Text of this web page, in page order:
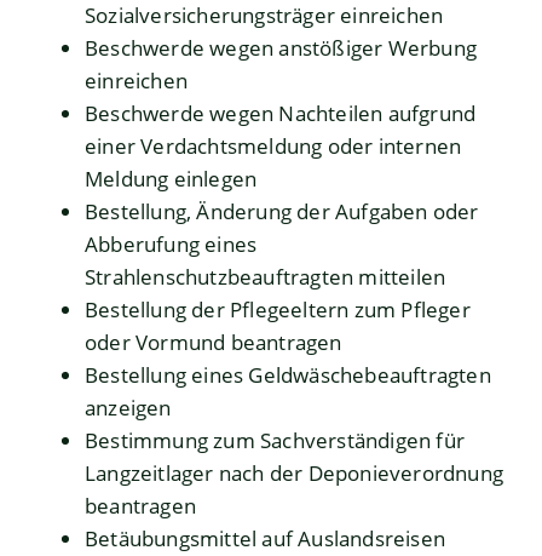
Sozialversicherungsträger einreichen
Beschwerde wegen anstößiger Werbung
einreichen
Beschwerde wegen Nachteilen aufgrund
einer Verdachtsmeldung oder internen
Meldung einlegen
Bestellung, Änderung der Aufgaben oder
Abberufung eines
Strahlenschutzbeauftragten mitteilen
Bestellung der Pflegeeltern zum Pfleger
oder Vormund beantragen
Bestellung eines Geldwäschebeauftragten
anzeigen
Bestimmung zum Sachverständigen für
Langzeitlager nach der Deponieverordnung
beantragen
Betäubungsmittel auf Auslandsreisen